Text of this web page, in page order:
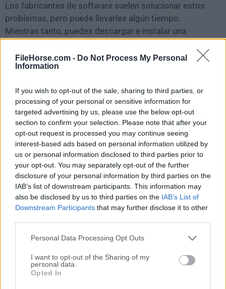
FileHorse.com - Do Not Process My Personal
Information
If you wish to opt-out of the sale, sharing to third parties, or
processing of your personal or sensitive information for
targeted advertising by us, please use the below opt-out
section to confirm your selection. Please note that after your
opt-out request is processed you may continue seeing
interest-based ads based on personal information utilized by
us or personal information disclosed to third parties prior to
your opt-out. You may separately opt-out of the further
disclosure of your personal information by third parties on the
IAB’s list of downstream participants. This information may
also be disclosed by us to third parties on the IAB’s List of
Downstream Participants that may further disclose it to other
Personal Data Processing Opt Outs
I want to opt-out of the Sharing of my
personal data.
Opted In
Los fabricantes de software suelen solucionar estos
problemas, pero puede llevarles algún tiempo.
Mientras tanto, puedes descargar e instalar una
Para aquellos interesados en descargar la versión más
simplemente hazclic aquí.
Todas las versiones antiguas distribuidas en nuestro
sitio web son completamente libres de virus y están
disponibles para su descarga sin costo alguno.
Nos encantaría saber de ti
Si tienes alguna pregunta o idea que desees compartir
con nosotros, dirígete a nuestrapágina de contactoy
háznoslo saber. ¡Valoramos tu opinión!